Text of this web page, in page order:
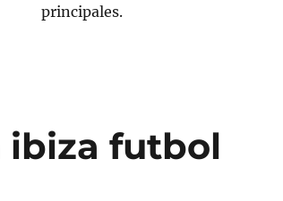
principales.
ibiza futbol